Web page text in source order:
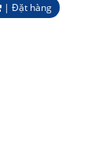
| Đặt hàng